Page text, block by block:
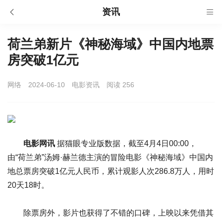
资讯
荷兰弟新片《神秘海域》中国内地票
房突破1亿元
网络 2024-06-10 电影资讯 阅读 256
电影网讯 据猫眼专业版数据，截至4月4日00:00，
由“荷兰弟”汤姆·赫兰德主演的冒险电影《神秘海域》中国内
地总票房突破1亿元人民币，累计观影人次286.8万人，用时
20天18时。
除票房外，影片也获得了不错的口碑，上映以来凭借其